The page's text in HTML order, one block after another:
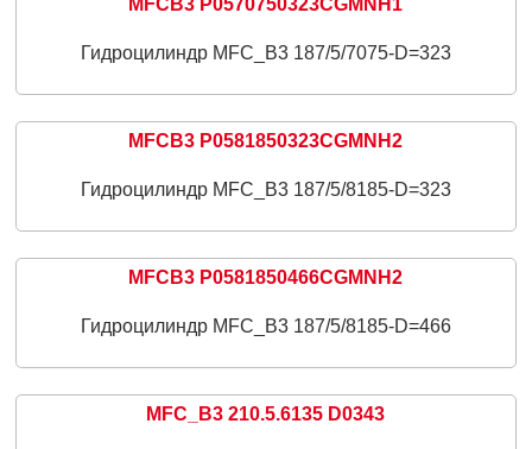
Гидроцилиндр MFC_B3 187/5/7075-D=323
MFCB3 P0581850323CGMNH2
Гидроцилиндр MFC_B3 187/5/8185-D=323
MFCB3 P0581850466CGMNH2
Гидроцилиндр MFC_B3 187/5/8185-D=466
MFC_B3 210.5.6135 D0343